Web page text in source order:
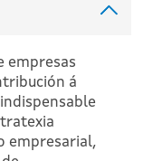
empresas
á
empresarial,